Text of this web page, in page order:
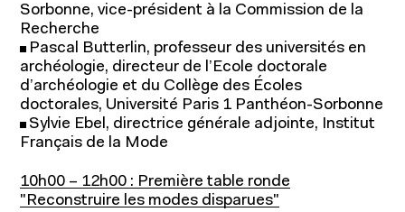
Programmes pour étudiants
Programmes pour professionnels
Sorbonne, vice-président à la Commission de la
Recherche
Pascal Butterlin, professeur des universités en
archéologie, directeur de l’Ecole doctorale
d’archéologie et du Collège des Écoles
doctorales, Université Paris 1 Panthéon-Sorbonne
Sylvie Ebel, directrice générale adjointe, Institut
Français de la Mode
10h00 – 12h00 : Première table ronde
"Reconstruire les modes disparues"